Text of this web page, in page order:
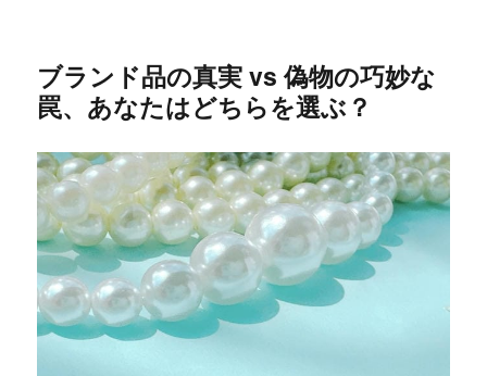
ブランド品の真実 vs 偽物の巧妙な
罠、あなたはどちらを選ぶ？